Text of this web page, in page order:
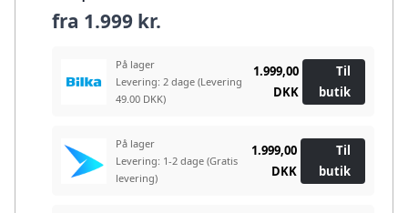
fra 1.999 kr.
På lager
Levering: 2 dage (Levering
49.00 DKK)
1.999,00
DKK
Til
butik
På lager
Levering: 1-2 dage (Gratis
levering)
1.999,00
DKK
Til
butik